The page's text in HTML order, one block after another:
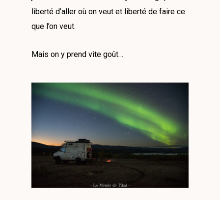
liberté d’aller où on veut et liberté de faire ce
que l’on veut.
Mais on y prend vite goût…